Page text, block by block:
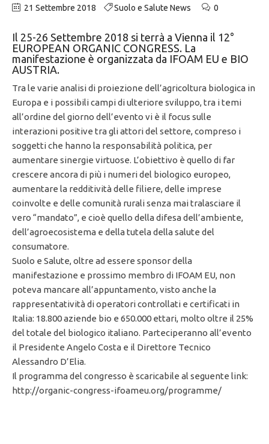
21 Settembre 2018 Suolo e Salute News 0
Il 25-26 Settembre 2018 si terrà a Vienna il 12°
EUROPEAN ORGANIC CONGRESS. La
manifestazione è organizzata da IFOAM EU e BIO
AUSTRIA.
Tra le varie analisi di proiezione dell’agricoltura biologica in
Europa e i possibili campi di ulteriore sviluppo, tra i temi
all’ordine del giorno dell’evento vi è il focus sulle
interazioni positive tra gli attori del settore, compreso i
soggetti che hanno la responsabilità politica, per
aumentare sinergie virtuose. L’obiettivo è quello di far
crescere ancora di più i numeri del biologico europeo,
aumentare la redditività delle filiere, delle imprese
coinvolte e delle comunità rurali senza mai tralasciare il
vero “mandato”, e cioè quello della difesa dell’ambiente,
dell’agroecosistema e della tutela della salute del
consumatore.
Suolo e Salute, oltre ad essere sponsor della
manifestazione e prossimo membro di IFOAM EU, non
poteva mancare all’appuntamento, visto anche la
rappresentatività di operatori controllati e certificati in
Italia: 18.800 aziende bio e 650.000 ettari, molto oltre il 25%
del totale del biologico italiano. Parteciperanno all’evento
il Presidente Angelo Costa e il Direttore Tecnico
Alessandro D’Elia.
Il programma del congresso è scaricabile al seguente link:
http://organic-congress-ifoameu.org/programme/